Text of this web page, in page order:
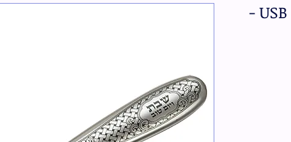
[[מצת חשמלי עם טעינה USB -